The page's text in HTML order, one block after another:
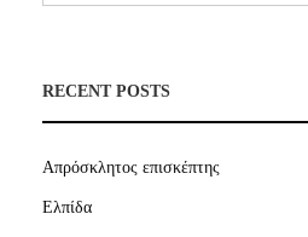
RECENT POSTS
Απρόσκλητος επισκέπτης
Ελπίδα